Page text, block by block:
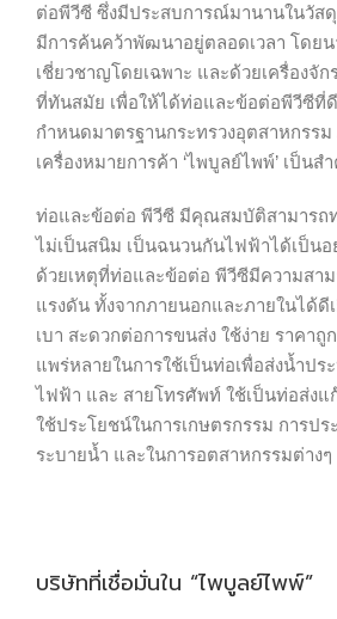
ต่อพีวีซี ซึ่งมีประสบการณ์มานานในวัส
มีการค้นคว้าพัฒนาอยู่ตลอดเวลา โดยน
เชี่ยวชาญโดยเฉพาะ และด้วยเครื่องจัก
ที่ทันสมัย เพื่อให้ได้ท่อและข้อต่อพีวีซีที่
กำหนดมาตรฐานกระทรวงอุตสาหกรรม
เครื่องหมายการค้า ‘ไพบูลย์ไพพ์’ เป็นส
ท่อและข้อต่อ พีวีซี มีคุณสมบัติสามารถท
ไม่เป็นสนิม เป็นฉนวนกันไฟฟ้าได้เป็น
ด้วยเหตุที่ท่อและข้อต่อ พีวีซีมีความสา
แรงดัน ทั้งจากภายนอกและภายในได้ดี
เบา สะดวกต่อการขนส่ง ใช้ง่าย ราคา
แพร่หลายในการใช้เป็นท่อเพื่อส่งน้ำปร
ไฟฟ้า และ สายโทรศัพท์ ใช้เป็นท่อส่งแ
ใช้ประโยชน์ในการเกษตรกรรม การปร
ระบายน้ำ และในการอตสาหกรรมต่างๆ
บริษัทที่เชื่อมั่นใน “ไพบูลย์ไพพ์”